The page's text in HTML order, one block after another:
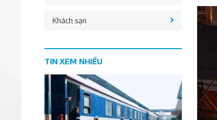
Khách sạn
TIN XEM NHIỀU